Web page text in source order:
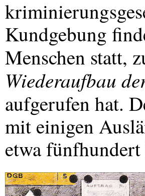
Kundgebung
Menschen statt,
Wiederaufbau
aufgerufen hat.
mit einigen
etwa